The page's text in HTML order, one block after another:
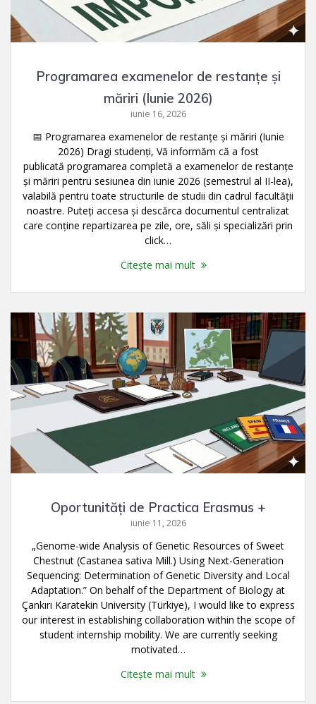
Programarea examenelor de restanțe și
măriri (Iunie 2026)
iunie 16, 2026
📅 Programarea examenelor de restanțe și măriri (Iunie
2026) Dragi studenți, Vă informăm că a fost
publicată programarea completă a examenelor de restanțe
și măriri pentru sesiunea din iunie 2026 (semestrul al II-lea),
valabilă pentru toate structurile de studii din cadrul facultății
noastre. Puteți accesa și descărca documentul centralizat
care conține repartizarea pe zile, ore, săli și specializări prin
click…
Citește mai mult
Oportunități de Practica Erasmus +
iunie 11, 2026
„Genome-wide Analysis of Genetic Resources of Sweet
Chestnut (Castanea sativa Mill.) Using Next-Generation
Sequencing: Determination of Genetic Diversity and Local
Adaptation.” On behalf of the Department of Biology at
Çankırı Karatekin University (Türkiye), I would like to express
our interest in establishing collaboration within the scope of
student internship mobility. We are currently seeking
motivated…
Citește mai mult